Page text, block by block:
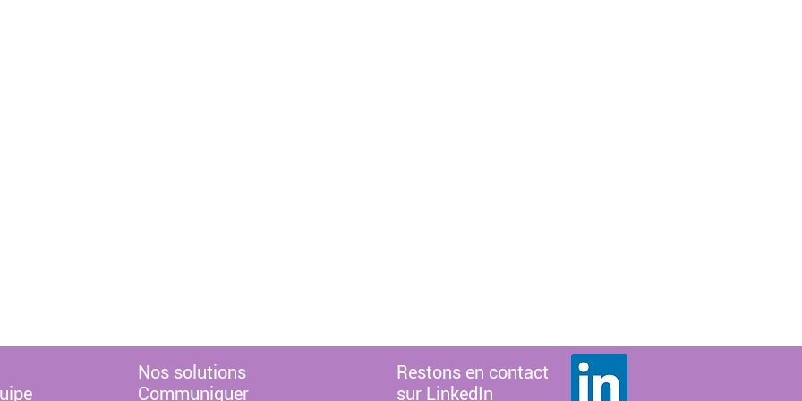
Nos solutions
Communiquer
Restons en contact
sur LinkedIn